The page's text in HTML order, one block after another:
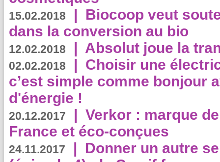
15.02.2018 | Biocoop veut
dans la conversion au bio
12.02.2018 | Absolut joue la
02.02.2018 | Choisir une
c’est simple comme bonjour
d'énergie !
20.12.2017 | Verkor : marque
France et éco-conçues
24.11.2017 | Donner un autre